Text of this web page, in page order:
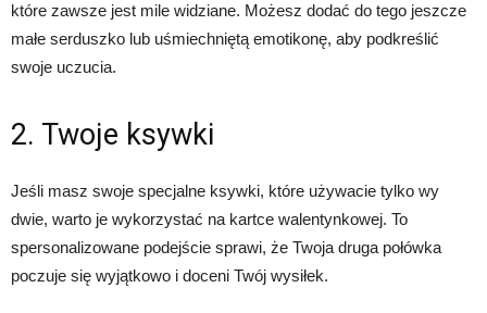
które zawsze jest mile widziane. Możesz dodać do tego jeszcze
małe serduszko lub uśmiechniętą emotikonę, aby podkreślić
swoje uczucia.
2. Twoje ksywki
Jeśli masz swoje specjalne ksywki, które używacie tylko wy
dwie, warto je wykorzystać na kartce walentynkowej. To
spersonalizowane podejście sprawi, że Twoja druga połówka
poczuje się wyjątkowo i doceni Twój wysiłek.